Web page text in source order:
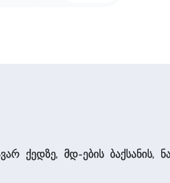
ქედზე, მდ-ების ბაქსანის,